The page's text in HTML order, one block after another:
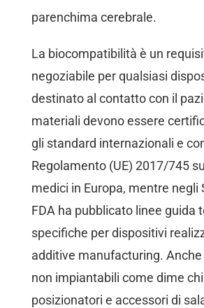
parenchima cerebrale.
La biocompatibilità è un
negoziabile per qualsiasi
destinato al contatto con il
materiali devono essere
gli standard internazionali e
Regolamento (UE) 2017/745
medici in Europa, mentre negli
FDA ha pubblicato linee guida
specifiche per dispositivi
additive manufacturing.
non impiantabili come dime
posizionatori e accessori di